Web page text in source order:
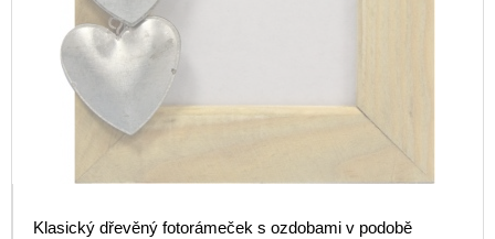
Klasický dřevěný fotorámeček s ozdobami v podobě